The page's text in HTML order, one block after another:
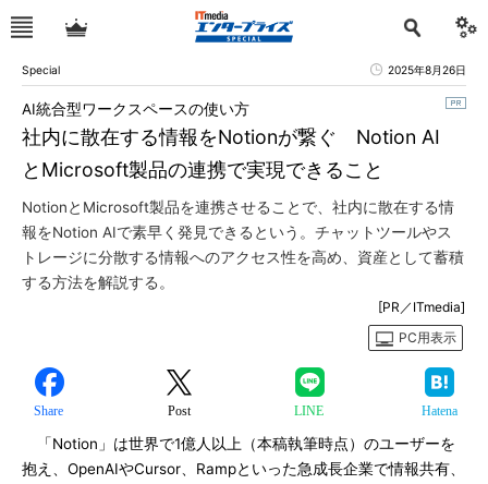
Special 2025年8月26日
社内に散在する情報をNotionが繋ぐ Notion AI
とMicrosoft製品の連携で実現できること
AI統合型ワークスペースの使い方
NotionとMicrosoft製品を連携させることで、社内に散在する情
報をNotion AIで素早く発見できるという。チャットツールやス
トレージに分散する情報へのアクセス性を高め、資産として蓄積
する方法を解説する。
[PR／ITmedia]
PC用表示
Share Post LINE Hatena
「Notion」は世界で1億人以上（本稿執筆時点）のユーザーを
抱え、OpenAIやCursor、Rampといった急成長企業で情報共有、